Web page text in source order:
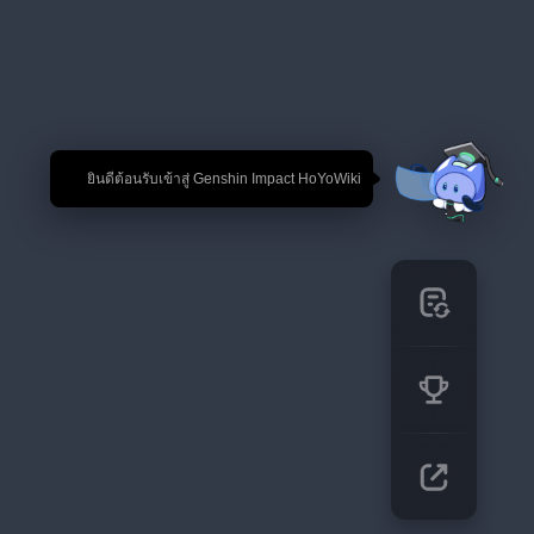
🎉 ยินดีต้อนรับเข้าสู่ Genshin Impact HoYoWiki